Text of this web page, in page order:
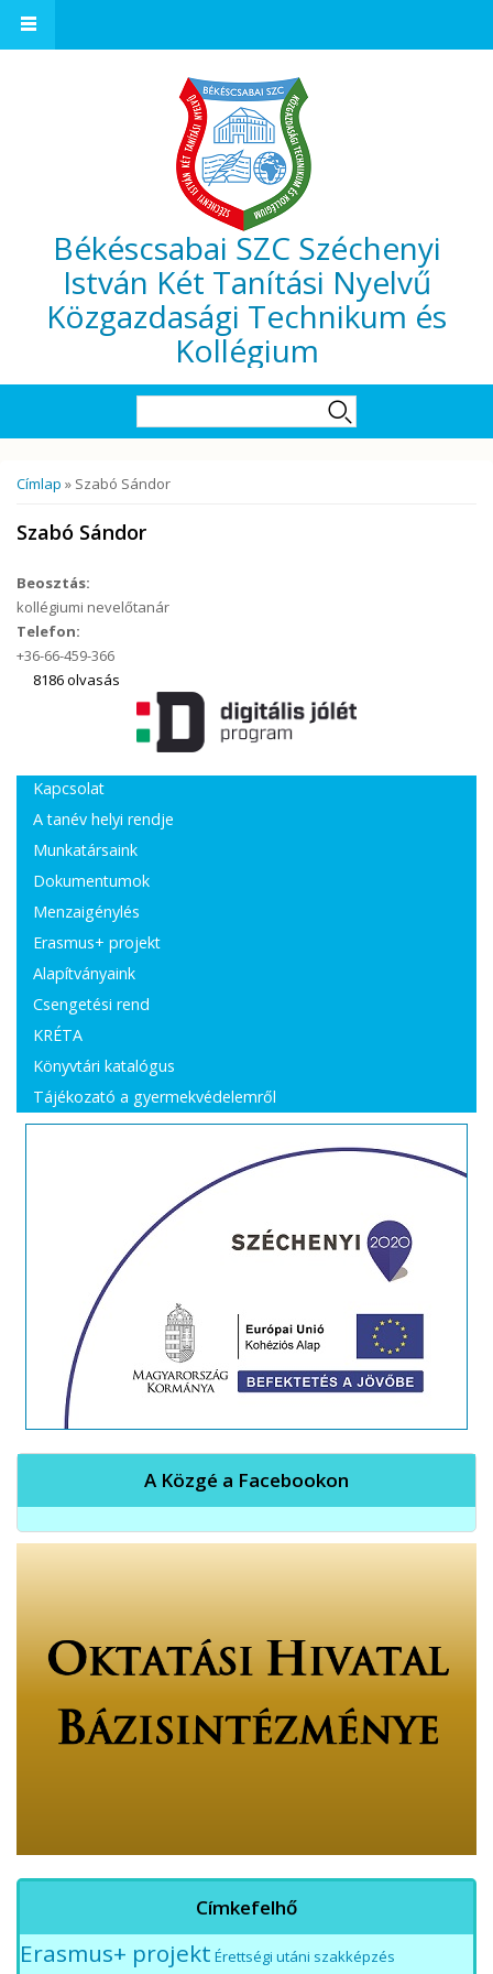
Békéscsabai SZC Széchenyi
István Két Tanítási Nyelvű
Közgazdasági Technikum és
Kollégium
Jelenlegi hely
Címlap » Szabó Sándor
Szabó Sándor
Beosztás:
kollégiumi nevelőtanár
Telefon:
+36-66-459-366
8186 olvasás
Kapcsolat
A tanév helyi rendje
Munkatársaink
Dokumentumok
Menzaigénylés
Erasmus+ projekt
Alapítványaink
Csengetési rend
KRÉTA
Könyvtári katalógus
Tájékozató a gyermekvédelemről
A Közgé a Facebookon
Címkefelhő
Erasmus+ projekt Érettségi utáni szakképzés